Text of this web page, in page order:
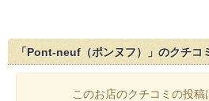
「Pont-neuf（ポンヌフ）」のクチコ
このお店のクチコミの投稿